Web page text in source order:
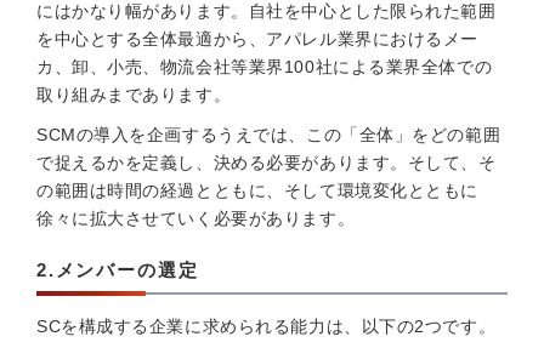
にはかなり幅があります。自社を中心とした限られた範囲
を中心とする全体最適から、アパレル業界におけるメー
カ、卸、小売、物流会社等業界100社による業界全体での
取り組みまであります。
SCMの導入を企画するうえでは、この「全体」をどの範囲
で捉えるかを定義し、決める必要があります。そして、そ
の範囲は時間の経過とともに、そして環境変化とともに
徐々に拡大させていく必要があります。
2.メンバーの選定
SCを構成する企業に求められる能力は、以下の2つです。